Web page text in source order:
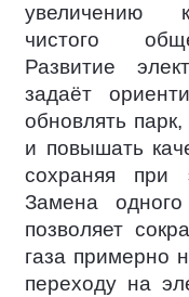
увеличению
чистого
Развитие
задаёт
обновлять
и повышать
сохраняя при
Замена
позволяет
газа примерно
переходу на